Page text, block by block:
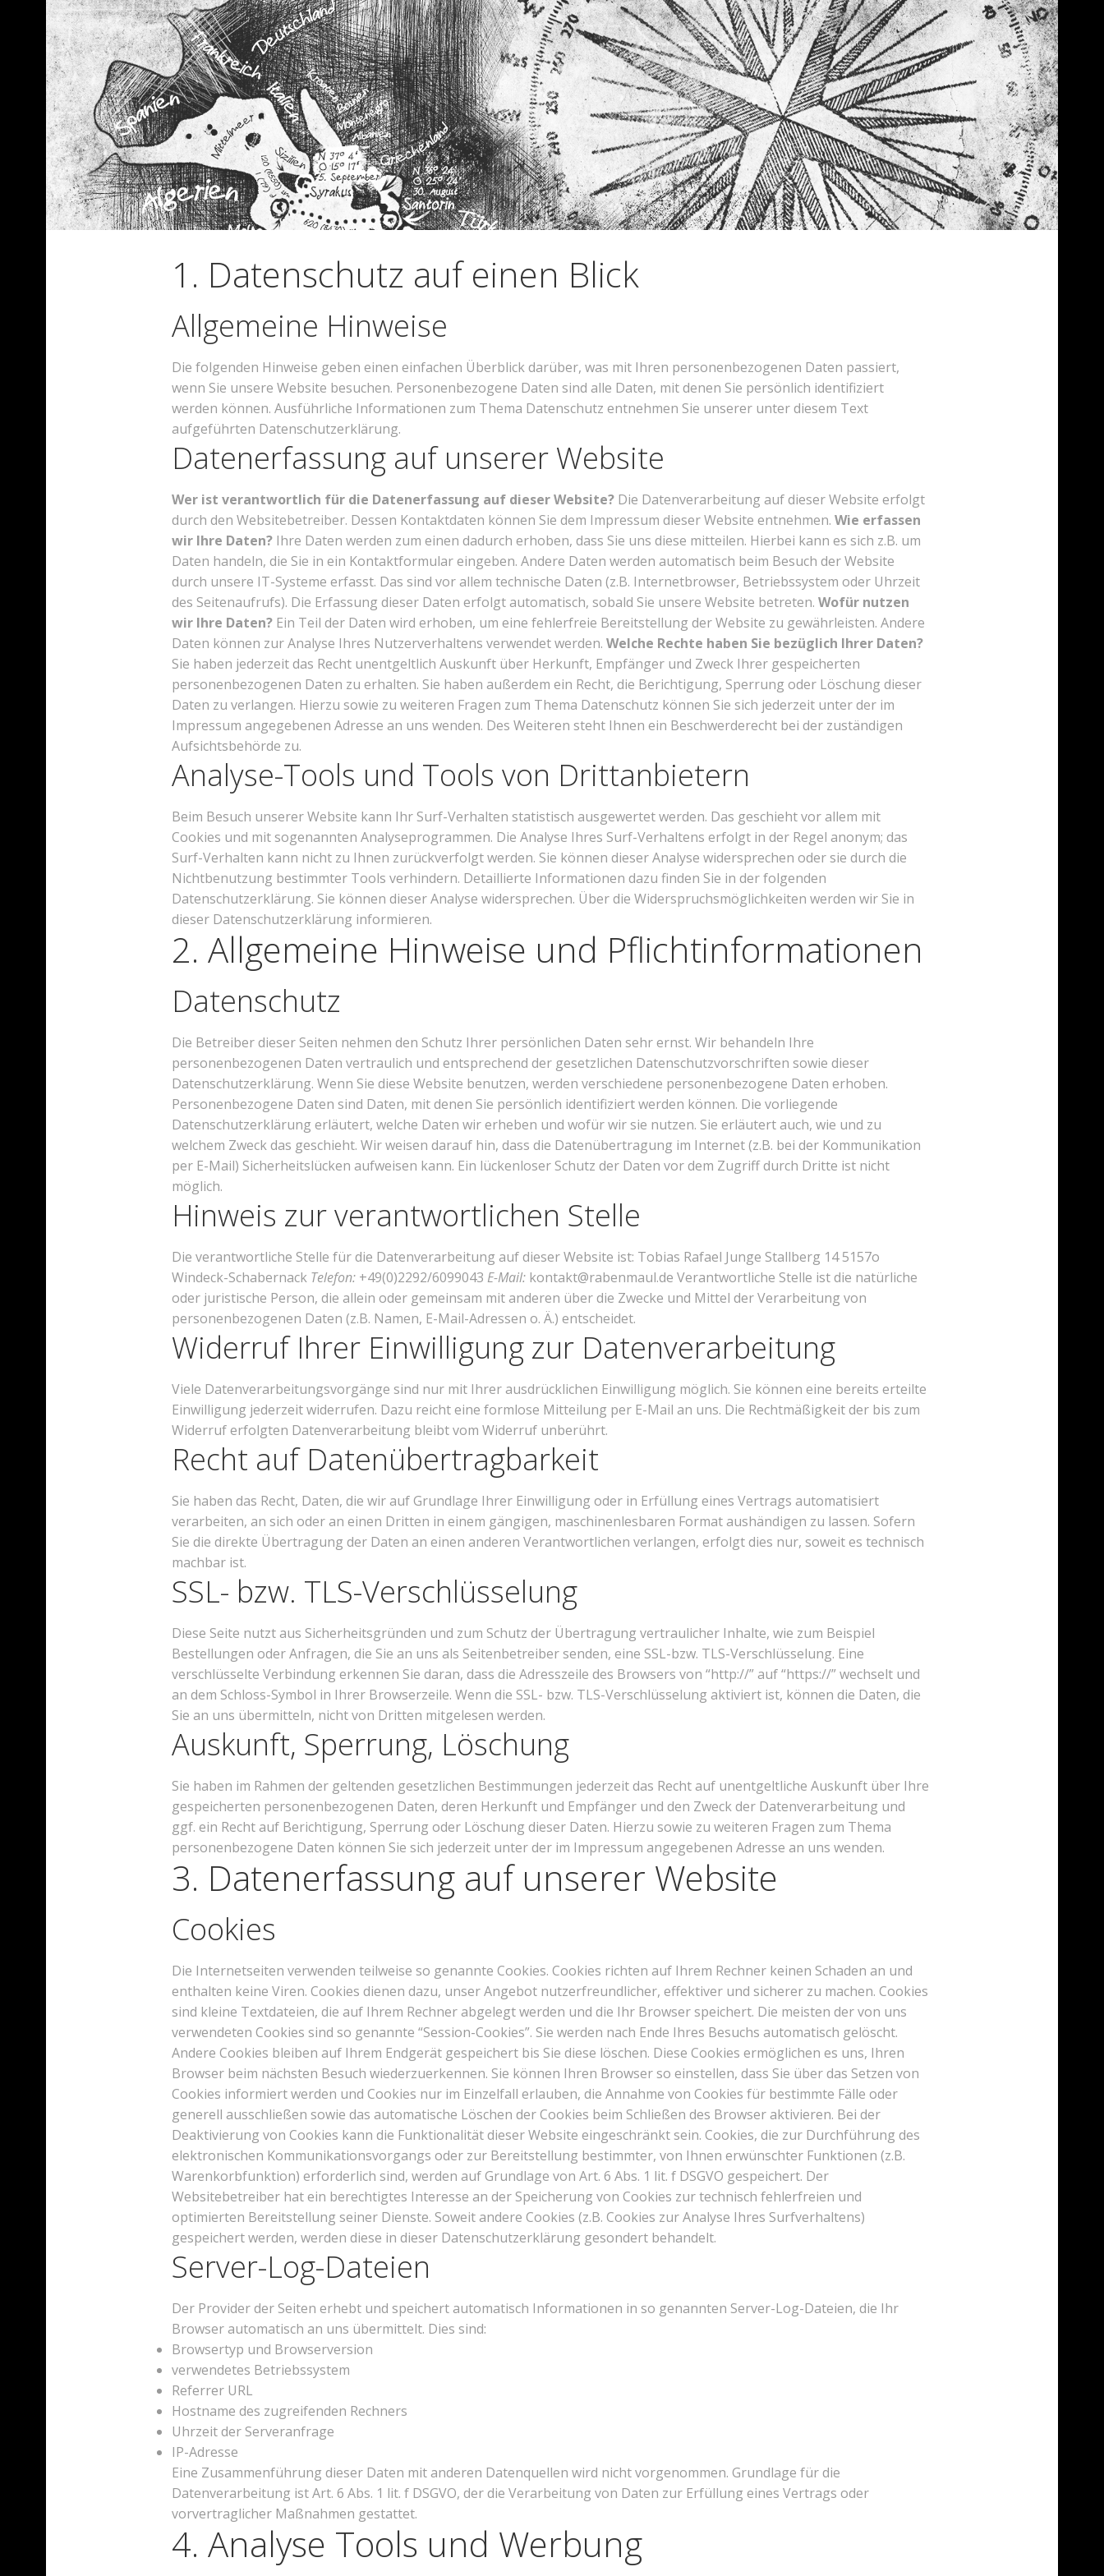
1. Datenschutz auf einen Blick
Allgemeine Hinweise
Die folgenden Hinweise geben einen einfachen Überblick darüber, was mit Ihren personenbezogenen Daten passiert,
wenn Sie unsere Website besuchen. Personenbezogene Daten sind alle Daten, mit denen Sie persönlich identifiziert
werden können. Ausführliche Informationen zum Thema Datenschutz entnehmen Sie unserer unter diesem Text
aufgeführten Datenschutzerklärung.
Datenerfassung auf unserer Website
Wer ist verantwortlich für die Datenerfassung auf dieser Website? Die Datenverarbeitung auf dieser Website erfolgt
durch den Websitebetreiber. Dessen Kontaktdaten können Sie dem Impressum dieser Website entnehmen.Wie erfassen
wir Ihre Daten? Ihre Daten werden zum einen dadurch erhoben, dass Sie uns diese mitteilen. Hierbei kann es sich z.B. um
Daten handeln, die Sie in ein Kontaktformular eingeben. Andere Daten werden automatisch beim Besuch der Website
durch unsere IT-Systeme erfasst. Das sind vor allem technische Daten (z.B. Internetbrowser, Betriebssystem oder Uhrzeit
des Seitenaufrufs). Die Erfassung dieser Daten erfolgt automatisch, sobald Sie unsere Website betreten.Wofür nutzen
wir Ihre Daten? Ein Teil der Daten wird erhoben, um eine fehlerfreie Bereitstellung der Website zu gewährleisten. Andere
Daten können zur Analyse Ihres Nutzerverhaltens verwendet werden.Welche Rechte haben Sie bezüglich Ihrer Daten?
Sie haben jederzeit das Recht unentgeltlich Auskunft über Herkunft, Empfänger und Zweck Ihrer gespeicherten
personenbezogenen Daten zu erhalten. Sie haben außerdem ein Recht, die Berichtigung, Sperrung oder Löschung dieser
Daten zu verlangen. Hierzu sowie zu weiteren Fragen zum Thema Datenschutz können Sie sich jederzeit unter der im
Impressum angegebenen Adresse an uns wenden. Des Weiteren steht Ihnen ein Beschwerderecht bei der zuständigen
Aufsichtsbehörde zu.
Analyse-Tools und Tools von Drittanbietern
Beim Besuch unserer Website kann Ihr Surf-Verhalten statistisch ausgewertet werden. Das geschieht vor allem mit
Cookies und mit sogenannten Analyseprogrammen. Die Analyse Ihres Surf-Verhaltens erfolgt in der Regel anonym; das
Surf-Verhalten kann nicht zu Ihnen zurückverfolgt werden. Sie können dieser Analyse widersprechen oder sie durch die
Nichtbenutzung bestimmter Tools verhindern. Detaillierte Informationen dazu finden Sie in der folgenden
Datenschutzerklärung. Sie können dieser Analyse widersprechen. Über die Widerspruchsmöglichkeiten werden wir Sie in
dieser Datenschutzerklärung informieren.
2. Allgemeine Hinweise und Pflichtinformationen
Datenschutz
Die Betreiber dieser Seiten nehmen den Schutz Ihrer persönlichen Daten sehr ernst. Wir behandeln Ihre
personenbezogenen Daten vertraulich und entsprechend der gesetzlichen Datenschutzvorschriften sowie dieser
Datenschutzerklärung. Wenn Sie diese Website benutzen, werden verschiedene personenbezogene Daten erhoben.
Personenbezogene Daten sind Daten, mit denen Sie persönlich identifiziert werden können. Die vorliegende
Datenschutzerklärung erläutert, welche Daten wir erheben und wofür wir sie nutzen. Sie erläutert auch, wie und zu
welchem Zweck das geschieht. Wir weisen darauf hin, dass die Datenübertragung im Internet (z.B. bei der Kommunikation
per E-Mail) Sicherheitslücken aufweisen kann. Ein lückenloser Schutz der Daten vor dem Zugriff durch Dritte ist nicht
möglich.
Hinweis zur verantwortlichen Stelle
Die verantwortliche Stelle für die Datenverarbeitung auf dieser Website ist: Tobias Rafael Junge Stallberg 14 5157o
Windeck-Schabernack Telefon: +49(0)2292/6099043 E-Mail: kontakt@rabenmaul.de Verantwortliche Stelle ist die natürliche
oder juristische Person, die allein oder gemeinsam mit anderen über die Zwecke und Mittel der Verarbeitung von
personenbezogenen Daten (z.B. Namen, E-Mail-Adressen o. Ä.) entscheidet.
Widerruf Ihrer Einwilligung zur Datenverarbeitung
Viele Datenverarbeitungsvorgänge sind nur mit Ihrer ausdrücklichen Einwilligung möglich. Sie können eine bereits erteilte
Einwilligung jederzeit widerrufen. Dazu reicht eine formlose Mitteilung per E-Mail an uns. Die Rechtmäßigkeit der bis zum
Widerruf erfolgten Datenverarbeitung bleibt vom Widerruf unberührt.
Recht auf Datenübertragbarkeit
Sie haben das Recht, Daten, die wir auf Grundlage Ihrer Einwilligung oder in Erfüllung eines Vertrags automatisiert
verarbeiten, an sich oder an einen Dritten in einem gängigen, maschinenlesbaren Format aushändigen zu lassen. Sofern
Sie die direkte Übertragung der Daten an einen anderen Verantwortlichen verlangen, erfolgt dies nur, soweit es technisch
machbar ist.
SSL- bzw. TLS-Verschlüsselung
Diese Seite nutzt aus Sicherheitsgründen und zum Schutz der Übertragung vertraulicher Inhalte, wie zum Beispiel
Bestellungen oder Anfragen, die Sie an uns als Seitenbetreiber senden, eine SSL-bzw. TLS-Verschlüsselung. Eine
verschlüsselte Verbindung erkennen Sie daran, dass die Adresszeile des Browsers von “http://” auf “https://” wechselt und
an dem Schloss-Symbol in Ihrer Browserzeile. Wenn die SSL- bzw. TLS-Verschlüsselung aktiviert ist, können die Daten, die
Sie an uns übermitteln, nicht von Dritten mitgelesen werden.
Auskunft, Sperrung, Löschung
Sie haben im Rahmen der geltenden gesetzlichen Bestimmungen jederzeit das Recht auf unentgeltliche Auskunft über Ihre
gespeicherten personenbezogenen Daten, deren Herkunft und Empfänger und den Zweck der Datenverarbeitung und
ggf. ein Recht auf Berichtigung, Sperrung oder Löschung dieser Daten. Hierzu sowie zu weiteren Fragen zum Thema
personenbezogene Daten können Sie sich jederzeit unter der im Impressum angegebenen Adresse an uns wenden.
3. Datenerfassung auf unserer Website
Cookies
Die Internetseiten verwenden teilweise so genannte Cookies. Cookies richten auf Ihrem Rechner keinen Schaden an und
enthalten keine Viren. Cookies dienen dazu, unser Angebot nutzerfreundlicher, effektiver und sicherer zu machen. Cookies
sind kleine Textdateien, die auf Ihrem Rechner abgelegt werden und die Ihr Browser speichert. Die meisten der von uns
verwendeten Cookies sind so genannte “Session-Cookies”. Sie werden nach Ende Ihres Besuchs automatisch gelöscht.
Andere Cookies bleiben auf Ihrem Endgerät gespeichert bis Sie diese löschen. Diese Cookies ermöglichen es uns, Ihren
Browser beim nächsten Besuch wiederzuerkennen. Sie können Ihren Browser so einstellen, dass Sie über das Setzen von
Cookies informiert werden und Cookies nur im Einzelfall erlauben, die Annahme von Cookies für bestimmte Fälle oder
generell ausschließen sowie das automatische Löschen der Cookies beim Schließen des Browser aktivieren. Bei der
Deaktivierung von Cookies kann die Funktionalität dieser Website eingeschränkt sein. Cookies, die zur Durchführung des
elektronischen Kommunikationsvorgangs oder zur Bereitstellung bestimmter, von Ihnen erwünschter Funktionen (z.B.
Warenkorbfunktion) erforderlich sind, werden auf Grundlage von Art. 6 Abs. 1 lit. f DSGVO gespeichert. Der
Websitebetreiber hat ein berechtigtes Interesse an der Speicherung von Cookies zur technisch fehlerfreien und
optimierten Bereitstellung seiner Dienste. Soweit andere Cookies (z.B. Cookies zur Analyse Ihres Surfverhaltens)
gespeichert werden, werden diese in dieser Datenschutzerklärung gesondert behandelt.
Server-Log-Dateien
Der Provider der Seiten erhebt und speichert automatisch Informationen in so genannten Server-Log-Dateien, die Ihr
Browser automatisch an uns übermittelt. Dies sind:
Browsertyp und Browserversion
verwendetes Betriebssystem
Referrer URL
Hostname des zugreifenden Rechners
Uhrzeit der Serveranfrage
IP-Adresse
Eine Zusammenführung dieser Daten mit anderen Datenquellen wird nicht vorgenommen. Grundlage für die
Datenverarbeitung ist Art. 6 Abs. 1 lit. f DSGVO, der die Verarbeitung von Daten zur Erfüllung eines Vertrags oder
vorvertraglicher Maßnahmen gestattet.
4. Analyse Tools und Werbung